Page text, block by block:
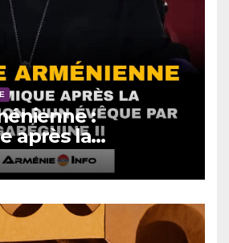
:
après la
d’un évêque par
II